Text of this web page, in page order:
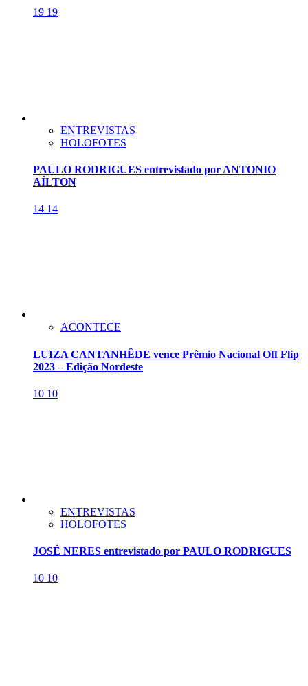
19 19
ENTREVISTAS
HOLOFOTES
PAULO RODRIGUES entrevistado por ANTONIO
AÍLTON
14 14
ACONTECE
LUIZA CANTANHÊDE vence Prêmio Nacional Off Flip
2023 – Edição Nordeste
10 10
ENTREVISTAS
HOLOFOTES
JOSÉ NERES entrevistado por PAULO RODRIGUES
10 10